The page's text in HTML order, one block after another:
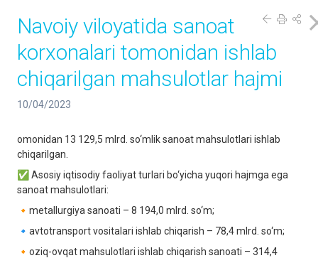
Navoiy viloyatida sanoat
korxonalari tomonidan ishlab
chiqarilgan mahsulotlar hajmi
10/04/2023
omonidan 13 129,5 mlrd. so‘mlik sanoat mahsulotlari ishlab
chiqarilgan.
✅ Asosiy iqtisodiy faoliyat turlari bo‘yicha yuqori hajmga ega
sanoat mahsulotlari:
🔸metallurgiya sanoati – 8 194,0 mlrd. so‘m;
🔹avtotrаnsport vositаlаri ishlаb chiqаrish – 78,4 mlrd. so‘m;
🔸oziq-ovqat mahsulotlari ishlab chiqarish sanoati – 314,4